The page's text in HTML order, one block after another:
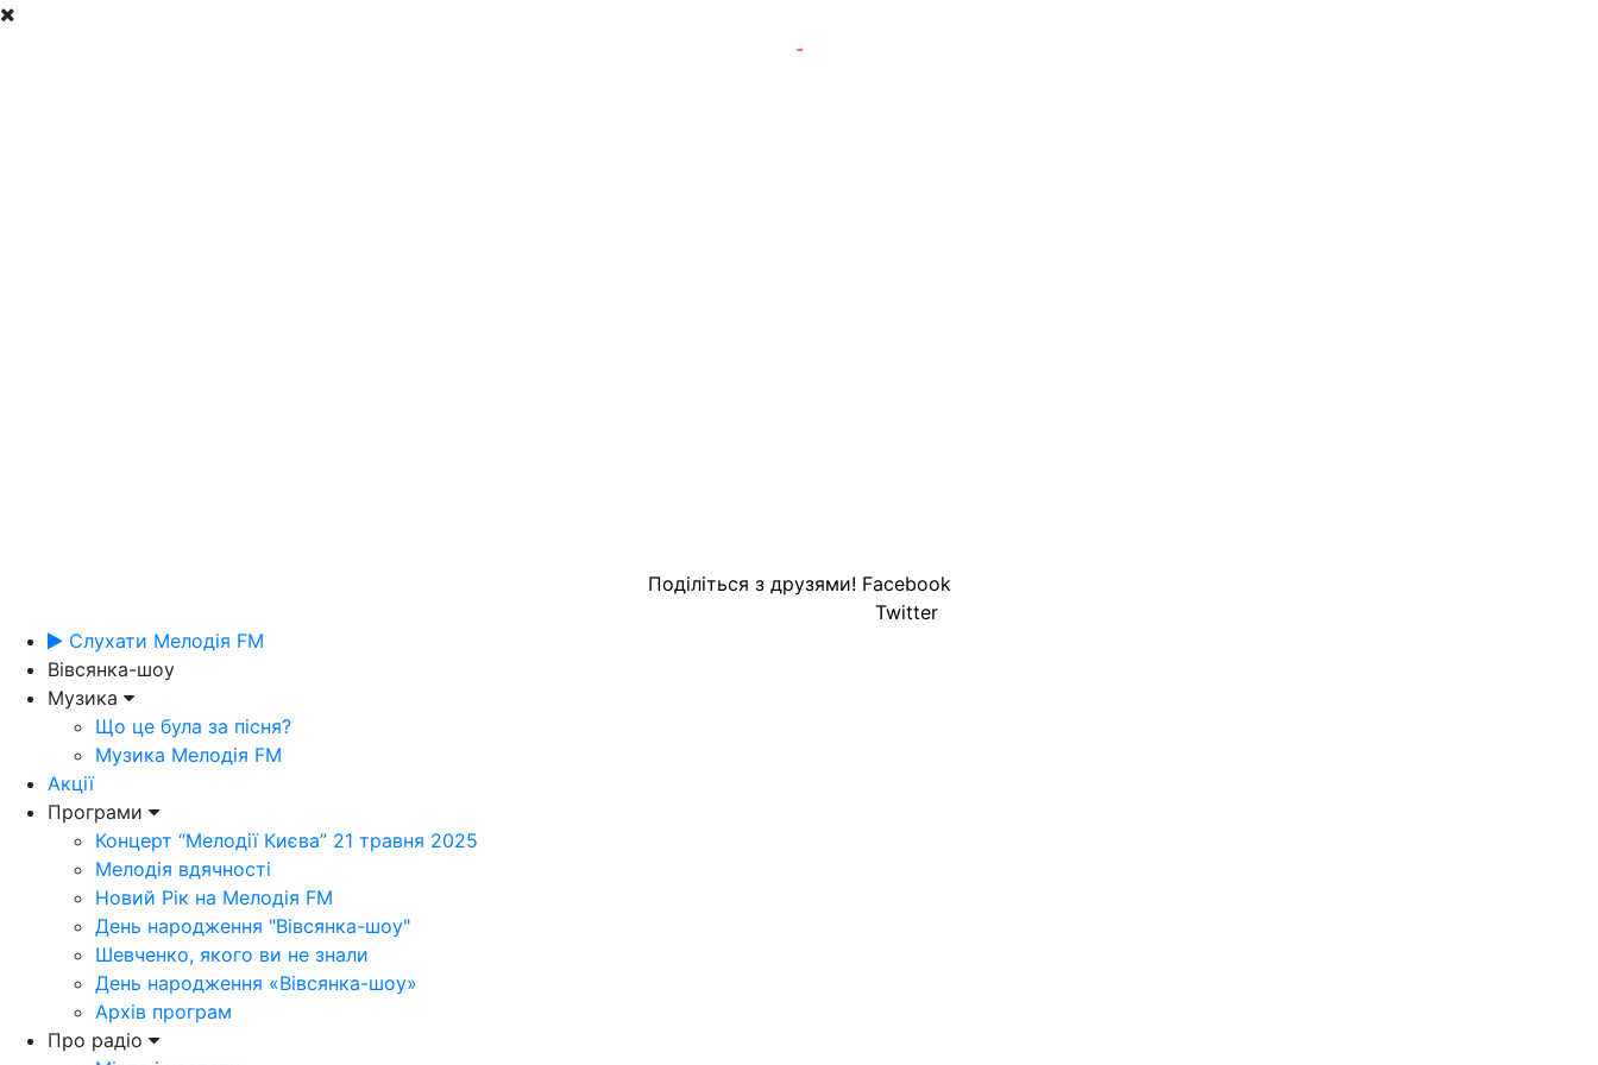
-
Поділіться з друзями! Facebook
Twitter
Слухати Мелодія FM
Вівсянка-шоу
Музика
Що це була за пісня?
Музика Мелодія FM
Акції
Програми
Концерт “Мелодії Києва” 21 травня 2025
Мелодія вдячності
Новий Рік на Мелодія FM
День народження "Вівсянка-шоу"
Шевченко, якого ви не знали
День народження «Вівсянка-шоу»
Архів програм
Про радіо